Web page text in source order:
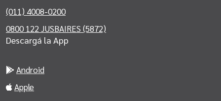
(011) 4008-0200
0800 122 JUSBAIRES (5872)
Descargá la App
Android
Apple